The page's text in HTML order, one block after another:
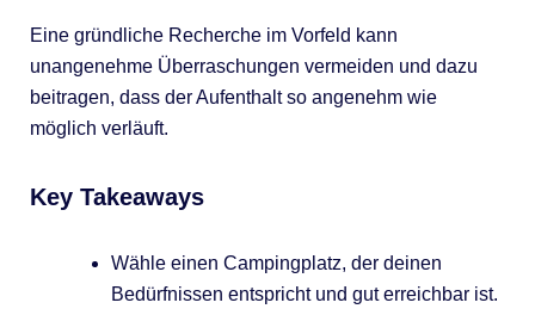
Eine gründliche Recherche im Vorfeld kann
unangenehme Überraschungen vermeiden und dazu
beitragen, dass der Aufenthalt so angenehm wie
möglich verläuft.
Key Takeaways
Wähle einen Campingplatz, der deinen
Bedürfnissen entspricht und gut erreichbar ist.